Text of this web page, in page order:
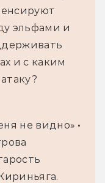
эльфами и
и с каким
не видно» •